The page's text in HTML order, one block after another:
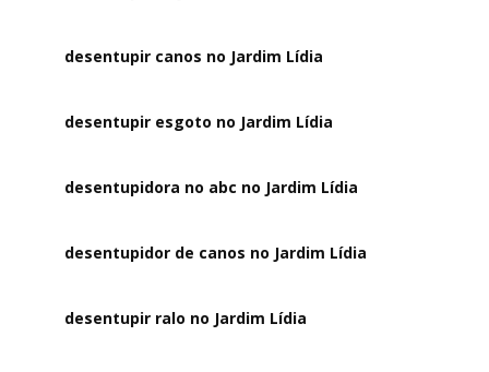
desentupir canos no Jardim Lídia
desentupir esgoto no Jardim Lídia
desentupidora no abc no Jardim Lídia
desentupidor de canos no Jardim Lídia
desentupir ralo no Jardim Lídia